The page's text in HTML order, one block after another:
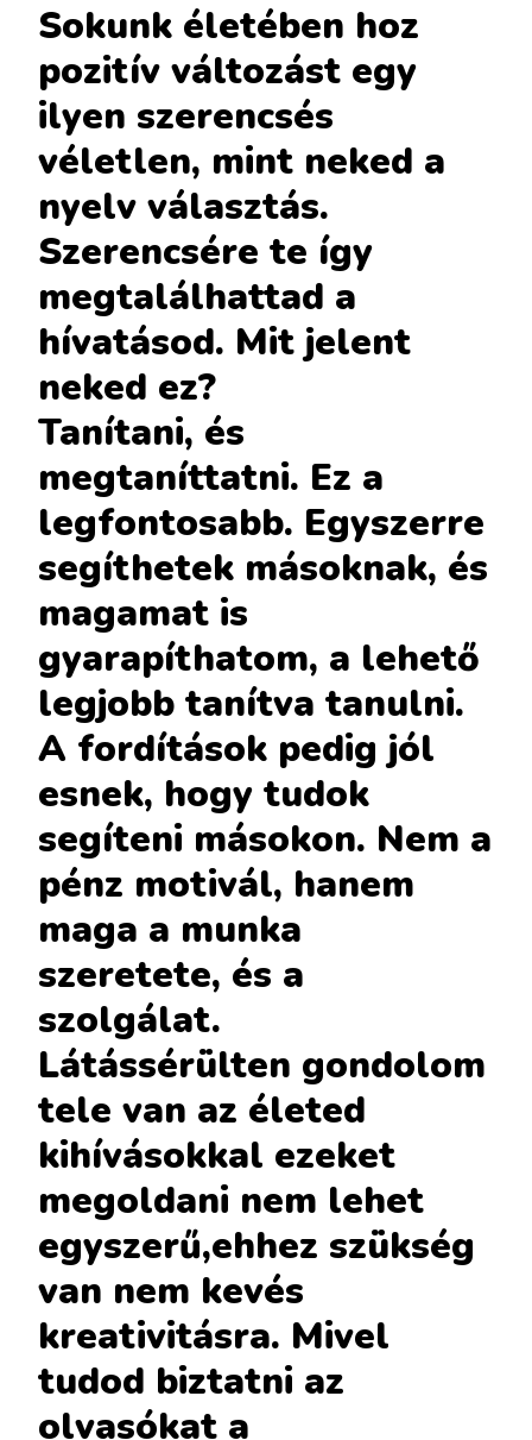
Sokunk életében hoz
pozitív változást egy
ilyen szerencsés
véletlen, mint neked a
nyelv választás.
Szerencsére te így
megtalálhattad a
hívatásod. Mit jelent
neked ez?
Tanítani, és
megtaníttatni. Ez a
legfontosabb. Egyszerre
segíthetek másoknak, és
magamat is
gyarapíthatom, a lehető
legjobb tanítva tanulni.
A fordítások pedig jól
esnek, hogy tudok
segíteni másokon. Nem a
pénz motivál, hanem
maga a munka
szeretete, és a
szolgálat.
Látássérülten gondolom
tele van az életed
kihívásokkal ezeket
megoldani nem lehet
egyszerű,ehhez szükség
van nem kevés
kreativitásra. Mivel
tudod biztatni az
olvasókat a